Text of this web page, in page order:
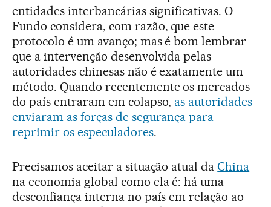
entidades interbancárias significativas. O
Fundo considera, com razão, que este
protocolo é um avanço; mas é bom lembrar
que a intervenção desenvolvida pelas
autoridades chinesas não é exatamente um
método. Quando recentemente os mercados
do país entraram em colapso, as autoridades
enviaram as forças de segurança para
reprimir os especuladores.
Precisamos aceitar a situação atual daChina
na economia global como ela é: há uma
desconfiança interna no país em relação ao